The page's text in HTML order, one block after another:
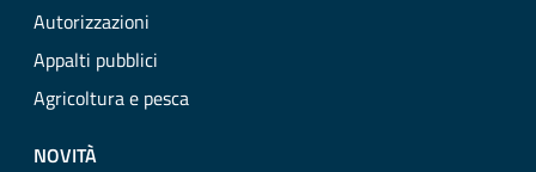
Autorizzazioni
Appalti pubblici
Agricoltura e pesca
NOVITÀ